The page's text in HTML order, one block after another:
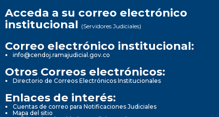
Acceda a su correo electrónico
institucional (Servidores Judiciales)
Correo electrónico institucional:
info@cendoj.ramajudicial.gov.co
Otros Correos electrónicos:
Directorio de Correos Electrónicos Institucionales
Enlaces de interés:
Cuentas de correo para Notificaciones Judiciales
Mapa del sitio